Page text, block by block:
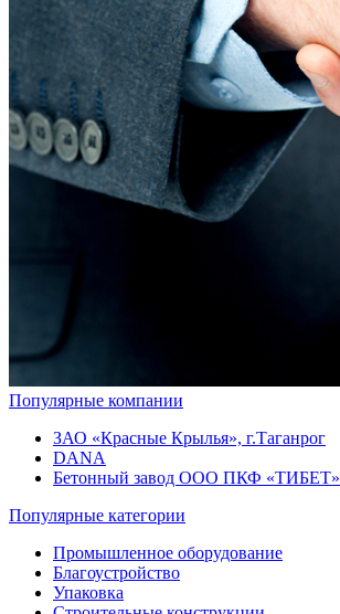
Популярные компании
ЗАО «Красные Крылья», г.Таганрог
DANA
Бетонный завод ООО ПКФ «ТИБЕТ»
Популярные категории
Промышленное оборудование
Благоустройство
Упаковка